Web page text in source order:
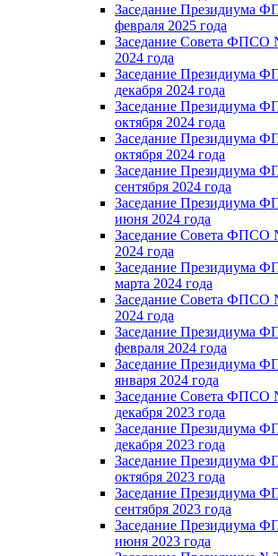
Заседание Президиума
февраля 2025 года
Заседание Совета ФПСО
2024 года
Заседание Президиума
декабря 2024 года
Заседание Президиума
октября 2024 года
Заседание Президиума
октября 2024 года
Заседание Президиума
сентября 2024 года
Заседание Президиума
июня 2024 года
Заседание Совета ФПСО
2024 года
Заседание Президиума
марта 2024 года
Заседание Совета ФПСО
2024 года
Заседание Президиума
февраля 2024 года
Заседание Президиума
января 2024 года
Заседание Совета ФПСО
декабря 2023 года
Заседание Президиума
декабря 2023 года
Заседание Президиума
октября 2023 года
Заседание Президиума
сентября 2023 года
Заседание Президиума
июня 2023 года